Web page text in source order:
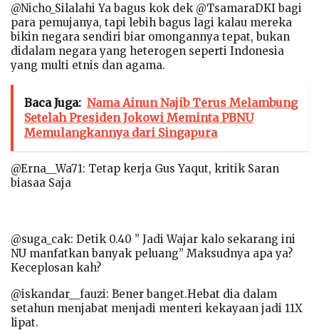
@Nicho_Silalahi Ya bagus kok dek @TsamaraDKI bagi
para pemujanya, tapi lebih bagus lagi kalau mereka
bikin negara sendiri biar omongannya tepat, bukan
didalam negara yang heterogen seperti Indonesia
yang multi etnis dan agama.
Baca Juga: Nama Ainun Najib Terus Melambung
Setelah Presiden Jokowi Meminta PBNU
Memulangkannya dari Singapura
@Erna__Wa71: Tetap kerja Gus Yaqut, kritik Saran
biasaa Saja
@suga_cak: Detik 0.40 ” Jadi Wajar kalo sekarang ini
NU manfatkan banyak peluang” Maksudnya apa ya?
Keceplosan kah?
@iskandar__fauzi: Bener banget.Hebat dia dalam
setahun menjabat menjadi menteri kekayaan jadi 11X
lipat.